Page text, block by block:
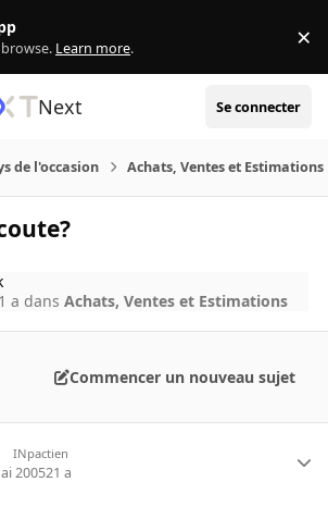
Learn more. ×
Next Se connecter
de l'occasion Achats, Ventes et Estimations
a dansAchats, Ventes et Estimations
Commencer un nouveau sujet
INpactien
200521 a